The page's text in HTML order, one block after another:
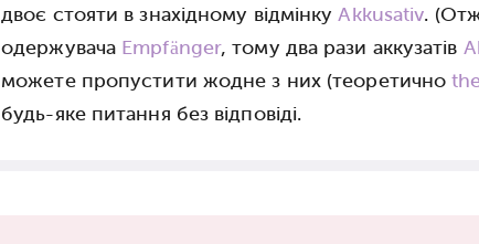
двоє стояти в знахідному відмінкуAkkusativ.
одержувача Empfänger, тому два рази аккузатів
можете пропустити жодне з них (теоретично
будь-яке питання без відповіді.